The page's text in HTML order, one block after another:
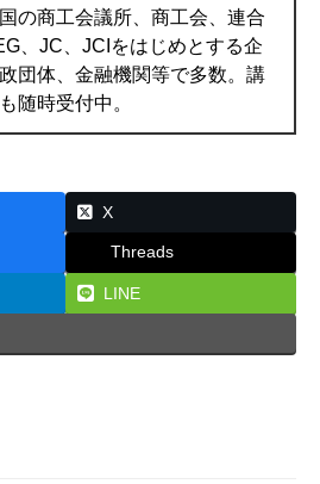
の商工会議所、商工会、連合
、JC、JCIをはじめとする企
団体、金融機関等で多数。講
随時受付中。
X
Threads
LINE